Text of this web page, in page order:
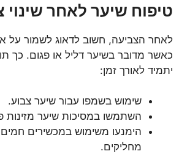
טיפוח שיער לאחר שינוי
לאחר הצביעה, חשוב לדאוג לשמור על
כאשר מדובר בשיער דליל או פגום. כך
יתמיד לאורך זמן:
שימוש בשמפו עבור שיער צבוע.
השתמשו במסיכות שיער מזינות
הימנעו משימוש במכשירים חמים
מחליקים.